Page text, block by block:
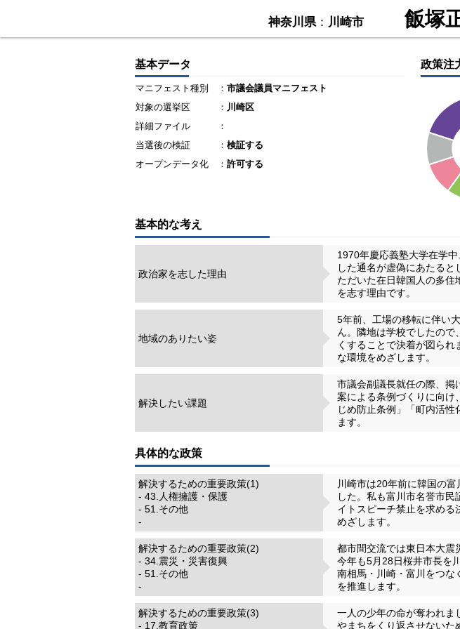
神奈川県： 川崎市 飯塚
基本データ
マニフェスト種別 ： 市議会議員マニフェスト
対象の選挙区
： 川崎区
詳細ファイル
：
当選後の検証
： 検証する
オープンデータ化
： 許可する
政策注
基本的な考え
政治家を志した理由
1970年慶応義塾大学在学
した通名が虚偽にあたる
ただいた在日韓国人の多住
を志す理由です。
地域のありたい姿
5年前、工場の移転に伴い
ん。隣地は学校でしたの
くすることで決着が図ら
な環境をめざします。
解決したい課題
市議会副議長就任の際、掲
案による条例づくりに向け
じめ防止条例」「町内活
ます。
具体的な政策
解決するための重要政策(1)
- 43.人権擁護・保護
- 51.その他
-
川崎市は20年前に韓国の
した。私も富川市名誉市
イトスピーチ禁止を求める
めざします。
解決するための重要政策(2)
- 34.震災・災害復興
- 51.その他
-
都市間交流では東日本大震
今年も5月28日桜井市長を
南相馬・川崎・富川をつな
を推進します。
解決するための重要政策(3)
- 17.教育政策
一人の少年の命が奪われま
やまちをくり返させない